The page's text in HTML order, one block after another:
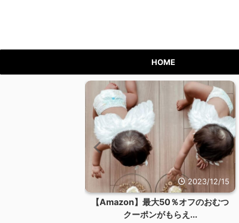
HOME
2023/12/15
【Amazon】最大50％オフのおむつ
クーポンがもらえ...